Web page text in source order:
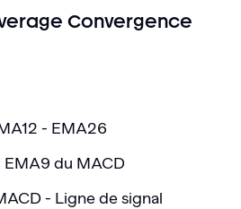
Convergence
- EMA26
EMA9 du MACD
- Ligne de signal